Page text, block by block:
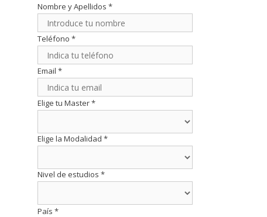
Nombre y Apellidos *
Teléfono *
Email *
Elige tu Master*
Elige la Modalidad *
Nivel de estudios *
País *